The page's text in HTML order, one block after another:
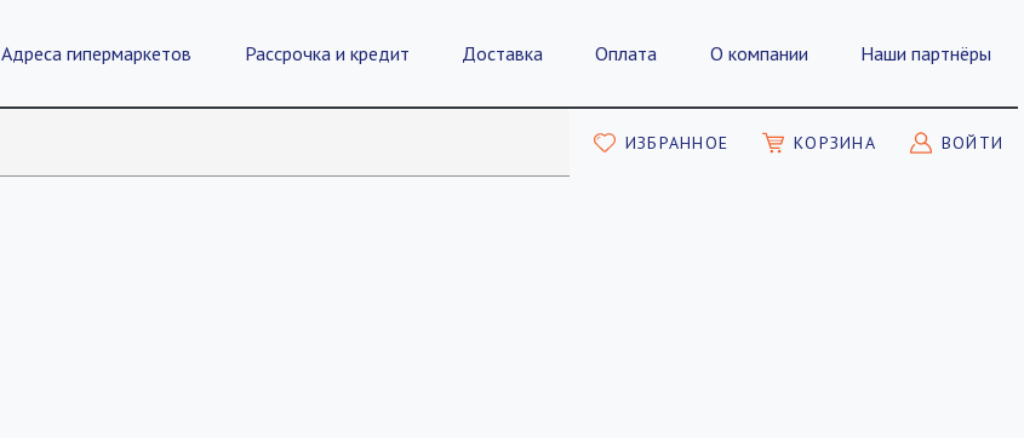
Адреса гипермаркетов Рассрочка и кредит Доставка Оплата О компании Наши партнёры
ИЗБРАННОЕ КОРЗИНА ВОЙТИ